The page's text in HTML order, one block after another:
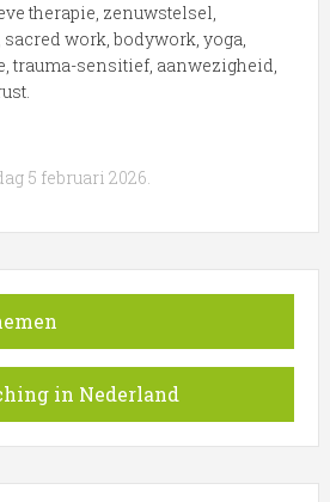
therapie, zenuwstelsel,
work, bodywork, yoga,
trauma-sensitief, aanwezigheid,
5 februari 2026.
in Nederland